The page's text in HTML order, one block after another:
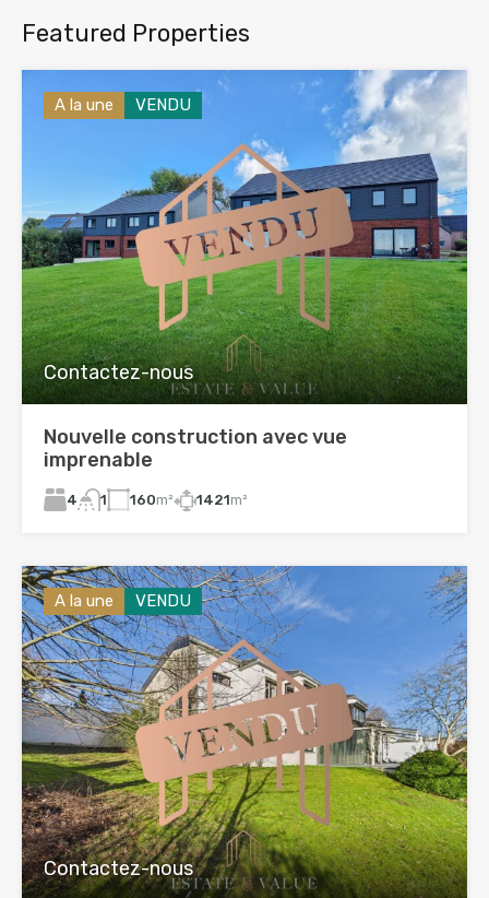
Featured Properties
A la une VENDU
Contactez-nous
Nouvelle construction avec vue
imprenable
4 1 160m² 1421m²
A la une VENDU
Contactez-nous